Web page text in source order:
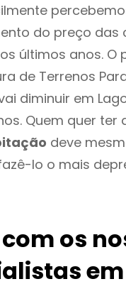
do preço das
últimos anos. O
de Terrenos
diminuir em
Quem quer ter
deve
lo o mais
os